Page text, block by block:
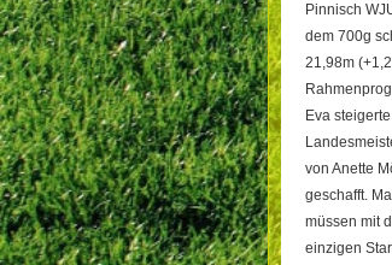
Pinnisch
dem 700g
21,98m
Eva
von Anette
geschafft.
müssen mit
einzigen